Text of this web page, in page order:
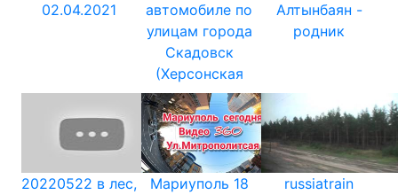
02.04.2021
автомобиле по
улицам города
Скадовск
(Херсонская
Алтынбаян -
родник
20220522 в лес, Мариуполь 18 russiatrain